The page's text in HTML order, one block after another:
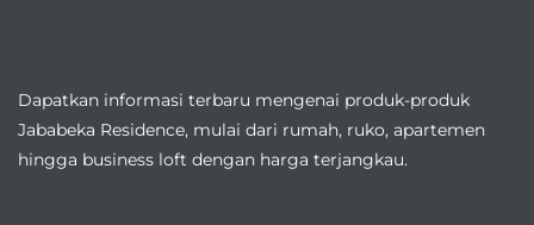
Dapatkan informasi terbaru mengenai produk-produk
Jababeka Residence, mulai dari rumah, ruko, apartemen
hingga business loft dengan harga terjangkau.